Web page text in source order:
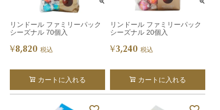
リンドール ファミリーパック
シーズナル 70個入
¥8,820 税込
カートに入れる
リンドール ファミリーパック
シーズナル 20個入
¥3,240 税込
カートに入れる